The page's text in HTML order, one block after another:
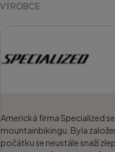
VÝROBCE
Americká firma Specialized
mountainbikingu. Byla
počátku se neustále snaží